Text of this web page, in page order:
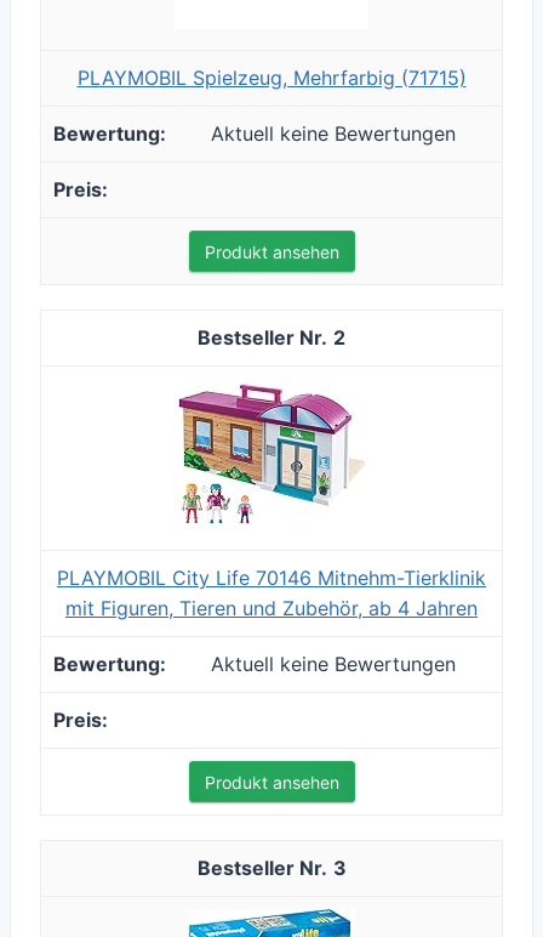
PLAYMOBIL Spielzeug, Mehrfarbig (71715)
Aktuell keine Bewertungen
Produkt ansehen
2
PLAYMOBIL City Life 70146 Mitnehm-Tierklinik
mit Figuren, Tieren und Zubehör, ab 4 Jahren
Aktuell keine Bewertungen
Produkt ansehen
3